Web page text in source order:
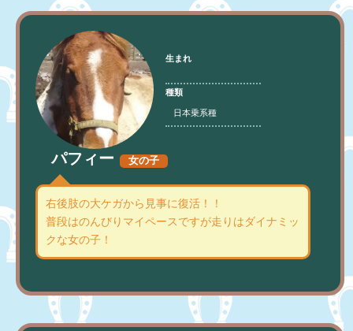
生まれ
種類
日本乗系種
パフィー 女の子
右後肢の大ケガから見事に復活！！
普段はのんびりマイペースですが走りはダイナミッ
クな女の子！